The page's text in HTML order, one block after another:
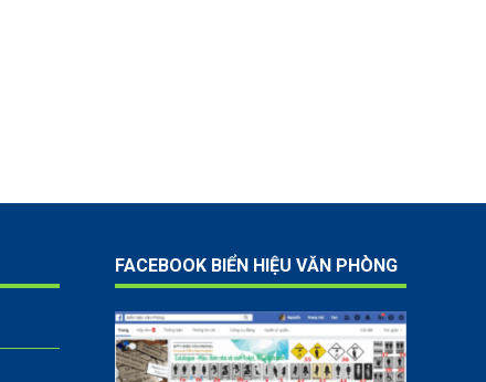
FACEBOOK BIỂN HIỆU VĂN PHÒNG